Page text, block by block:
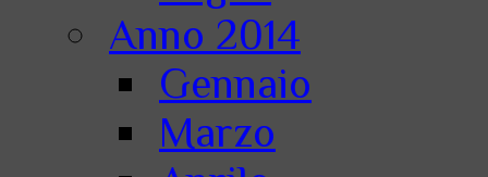
Anno 2014
Gennaio
Marzo